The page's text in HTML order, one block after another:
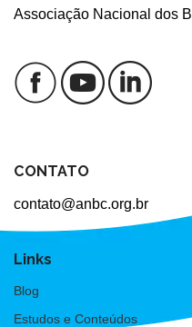
Associação Nacional dos
CONTATO
contato@anbc.org.br
Links
Blog
Estudos e Conteúdos